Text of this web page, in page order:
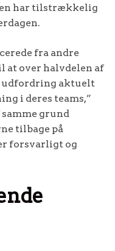
har tilstrækkelig
fra andre
at over halvdelen af
udfordring aktuelt
i deres teams,”
grund
tilbage på
forsvarligt og